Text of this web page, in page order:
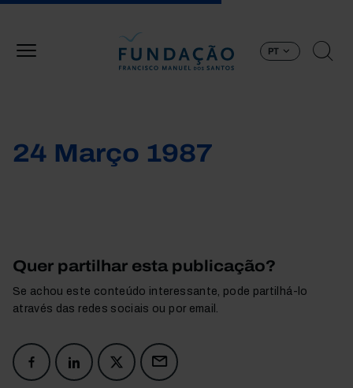
PT
24 Março 1987
Quer partilhar esta publicação?
Se achou este conteúdo interessante, pode partilhá-lo
através das redes sociais ou por email.